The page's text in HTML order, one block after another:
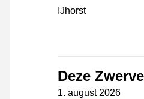
IJhorst
Deze
1. august 2026